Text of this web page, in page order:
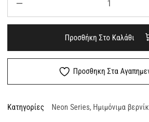
Προσθήκη Στο Καλάθι
Προσθηκη Στα
Κατηγορίες Neon Series, Ημιμόνιμα